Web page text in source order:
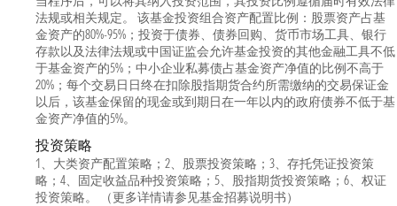
法规或相关规定。 该基金投资组合资产配置比例：股票资产占基
金资产的80%-95%；投资于债券、债券回购、货币市场工具、银行
存款以及法律法规或中国证监会允许基金投资的其他金融工具不低
于基金资产的5%；中小企业私募债占基金资产净值的比例不高于
20%；每个交易日日终在扣除股指期货合约所需缴纳的交易保证金
以后，该基金保留的现金或到期日在一年以内的政府债券不低于基
金资产净值的5%。
投资策略
1、大类资产配置策略；2、股票投资策略；3、存托凭证投资策
略；4、固定收益品种投资策略；5、股指期货投资策略；6、权证
投资策略。 （更多详情请参见基金招募说明书）